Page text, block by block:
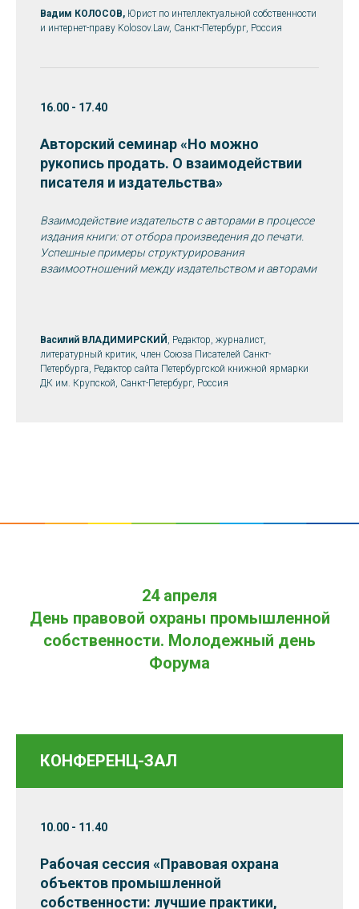
Вадим КОЛОСОВ, Юрист по интеллектуальной собственности
и интернет-праву Kolosov.Law, Санкт-Петербург, Россия
16.00 - 17.40
Авторский семинар«Но можно
рукопись продать. О взаимодействии
писателя и издательства»
Взаимодействие издательств с авторами в процессе
издания книги: от отбора произведения до печати.
Успешные примеры структурирования
взаимоотношений между издательством и авторами
Василий ВЛАДИМИРСКИЙ , Редактор, журналист,
литературный критик, член Союза Писателей Санкт-
Петербурга, Редактор сайта Петербургской книжной ярмарки
ДК им. Крупской, Санкт-Петербург, Россия
24 апреля
День правовой охраны промышленной
собственности. Молодежный день
Форума
КОНФЕРЕНЦ-ЗАЛ
10.00 - 11.40
Рабочая сессия «Правовая охрана
объектов промышленной
собственности: лучшие практики,